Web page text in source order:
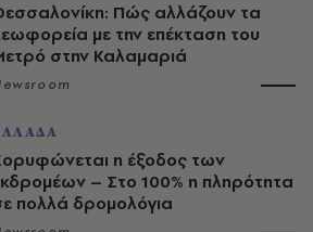
Πώς αλλάζουν τα
με την επέκταση του
στην Καλαμαριά
η έξοδος των
– Στο 100% η πληρότητα
πολλά δρομολόγια